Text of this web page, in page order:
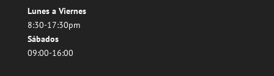
Lunes a Viernes
8:30-17:30pm
Sábados
09:00-16:00